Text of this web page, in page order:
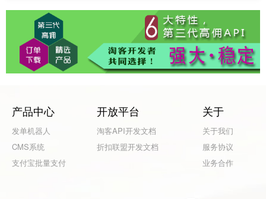
产品中心
发单机器人
CMS系统
支付宝批量支付
开放平台
淘客API开发文档
折扣联盟开发文档
关于
关于我们
服务协议
业务合作